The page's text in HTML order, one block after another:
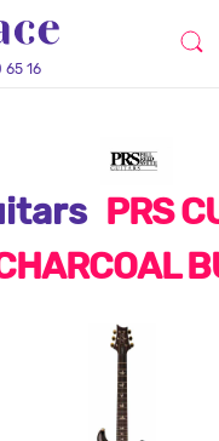
65 16
PRS